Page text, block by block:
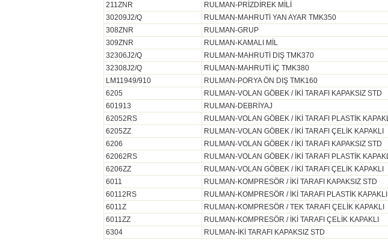
211ZNR
RULMAN-PRİZDİREK MİLİ
30209J2/Q
RULMAN-MAHRUTİ YAN AYAR TMK350
308ZNR
RULMAN-GRUP
309ZNR
RULMAN-KAMALI MİL
32306J2/Q
RULMAN-MAHRUTİ DIŞ TMK370
32308J2/Q
RULMAN-MAHRUTİ İÇ TMK380
LM11949/910
RULMAN-PORYA ÖN DIŞ TMK160
6205
RULMAN-VOLAN GÖBEK / İKİ TARAFI KAPAKSIZ STD
601913
RULMAN-DEBRİYAJ
62052RS
RULMAN-VOLAN GÖBEK / İKİ TARAFI PLASTİK
6205ZZ
RULMAN-VOLAN GÖBEK / İKİ TARAFI ÇELİK KAPAKLI
6206
RULMAN-VOLAN GÖBEK / İKİ TARAFI KAPAKSIZ STD
62062RS
RULMAN-VOLAN GÖBEK / İKİ TARAFI PLASTİK
6206ZZ
RULMAN-VOLAN GÖBEK / İKİ TARAFI ÇELİK KAPAKLI
6011
RULMAN-KOMPRESÖR / İKİ TARAFI KAPAKSIZ STD
60112RS
RULMAN-KOMPRESÖR / İKİ TARAFI PLASTİK KAPAKLI
6011Z
RULMAN-KOMPRESÖR / TEK TARAFI ÇELİK KAPAKLI
6011ZZ
RULMAN-KOMPRESÖR / İKİ TARAFI ÇELİK KAPAKLI
6304
RULMAN-İKİ TARAFI KAPAKSIZ STD